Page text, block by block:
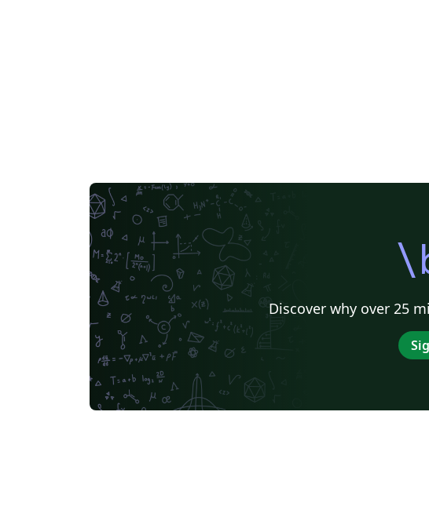
Discover why over 25